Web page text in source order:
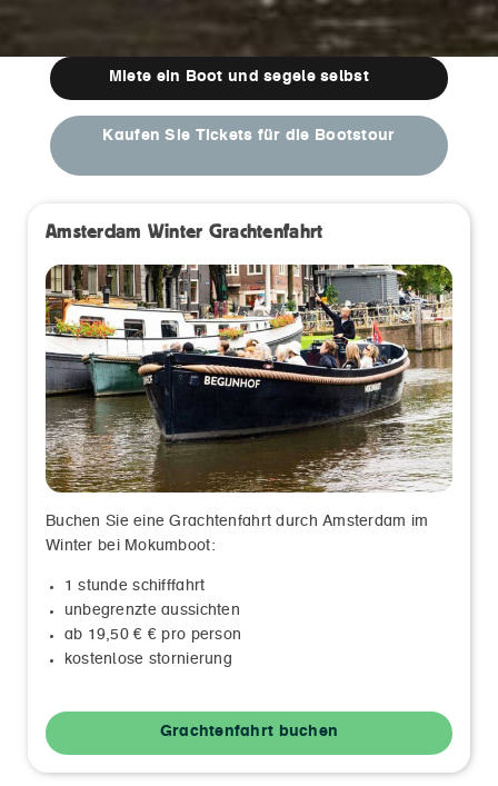
Miete ein Boot und segele selbst
Kaufen Sie Tickets für die Bootstour
Amsterdam Winter Grachtenfahrt
Buchen Sie eine Grachtenfahrt durch Amsterdam im
Winter bei Mokumboot:
1 stunde schifffahrt
unbegrenzte aussichten
ab 19,50 € € pro person
kostenlose stornierung
Grachtenfahrt buchen